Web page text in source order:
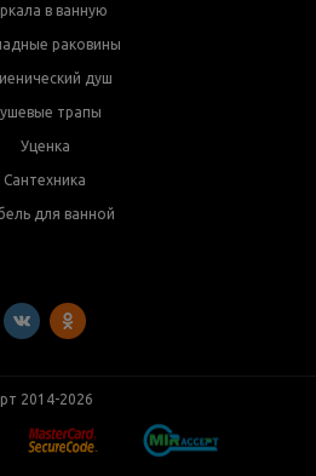
в ванную
раковины
душ
трапы
Уценка
Сантехника
для ванной
2014-2026